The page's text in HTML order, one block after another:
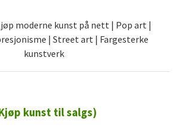
moderne kunst på nett | Pop art |
| Street art | Fargesterke
kunstverk
kunst til salgs)